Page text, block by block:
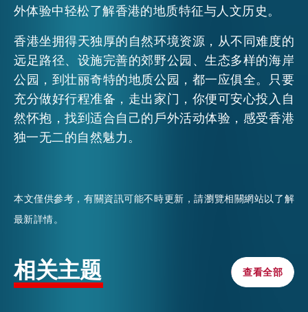
外体验中轻松了解香港的地质特征与人文历史。
香港坐拥得天独厚的自然环境资源，从不同难度的
远足路径、设施完善的郊野公园、生态多样的海岸
公园，到壮丽奇特的地质公园，都一应俱全。只要
充分做好行程准备，走出家门，你便可安心投入自
然怀抱，找到适合自己的戶外活动体验，感受香港
独一无二的自然魅力。
本文僅供參考，有關資訊可能不時更新，請瀏覽相關網站以了解
最新詳情。
相关主题 查看全部
查看全部